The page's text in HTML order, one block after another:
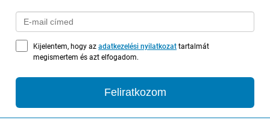
Kijelentem, hogy az adatkezelési nyilatkozat tartalmát
megismertem és azt elfogadom.
Feliratkozom